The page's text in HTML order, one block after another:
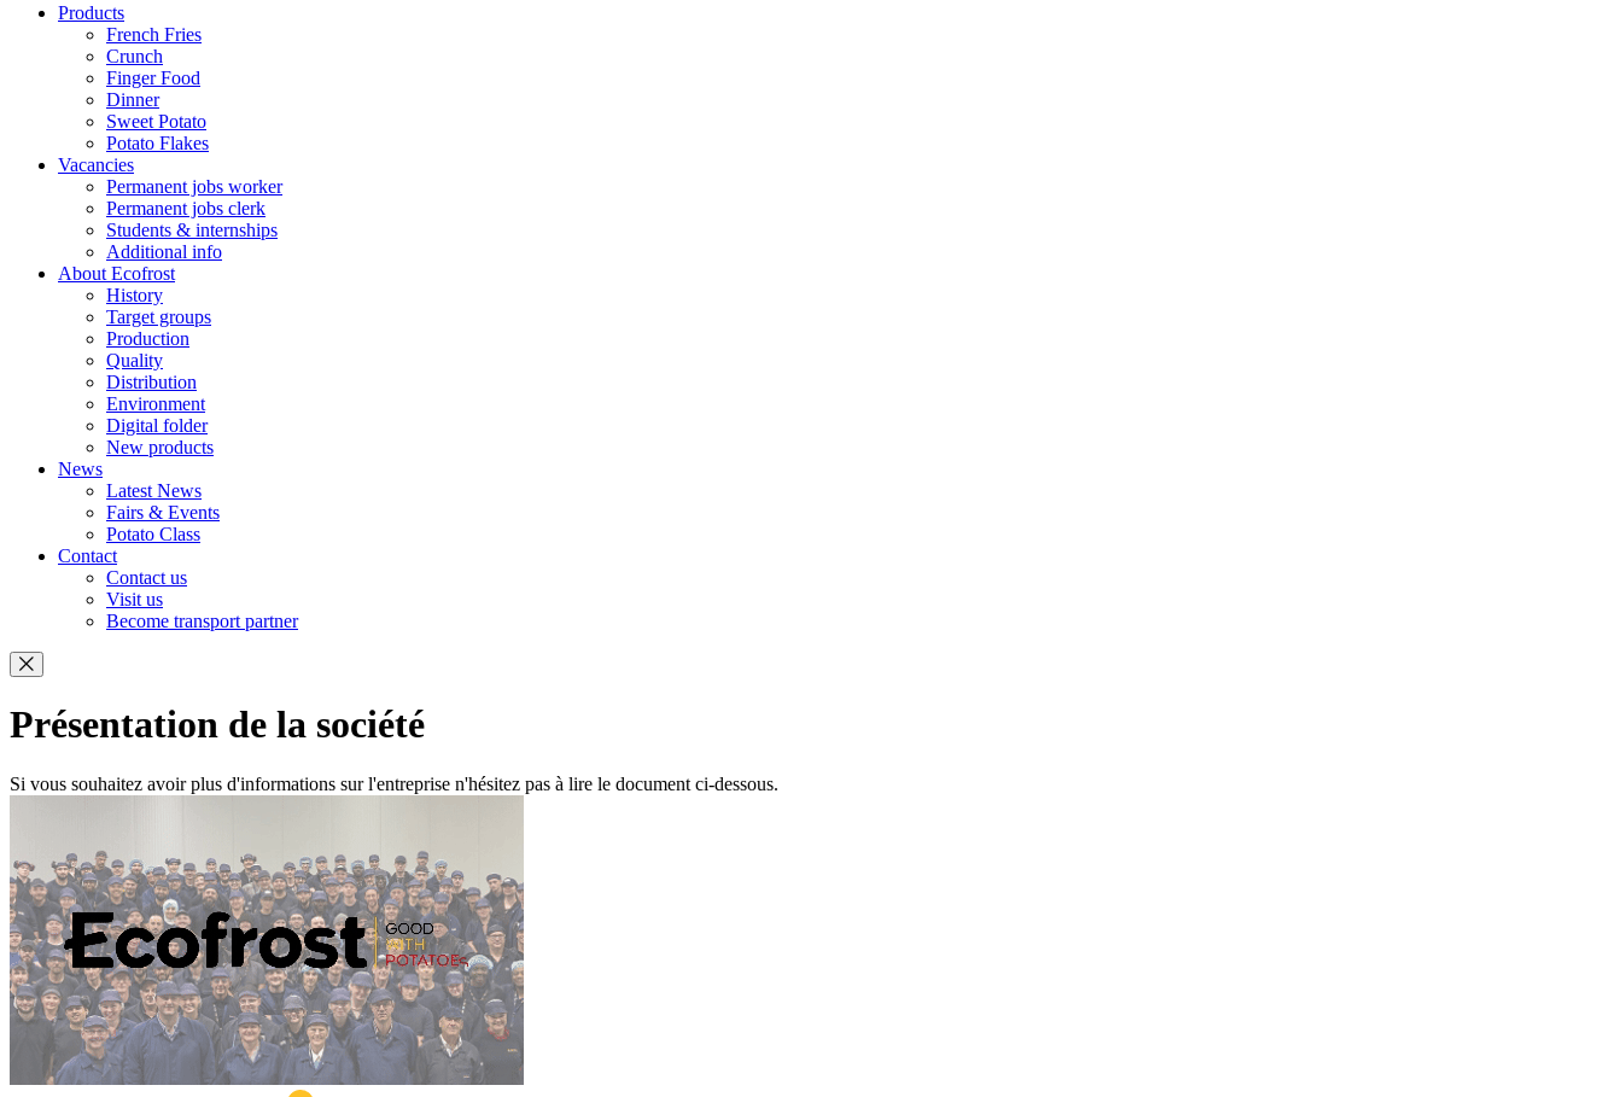
Products
French Fries
Crunch
Finger Food
Dinner
Sweet Potato
Potato Flakes
Vacancies
Permanent jobs worker
Permanent jobs clerk
Students & internships
Additional info
About Ecofrost
History
Target groups
Production
Quality
Distribution
Environment
Digital folder
New products
News
Latest News
Fairs & Events
Potato Class
Contact
Contact us
Visit us
Become transport partner
Présentation de la société
Si vous souhaitez avoir plus d'informations sur l'entreprise n'hésitez pas à lire le document ci-dessous.